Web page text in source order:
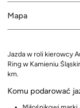
Mapa
Jazda w roli kierowcy
Ring w Kamieniu
km.
Komu podarować